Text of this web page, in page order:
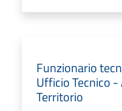
Funzionario
Ufficio Tecnico -
Territorio